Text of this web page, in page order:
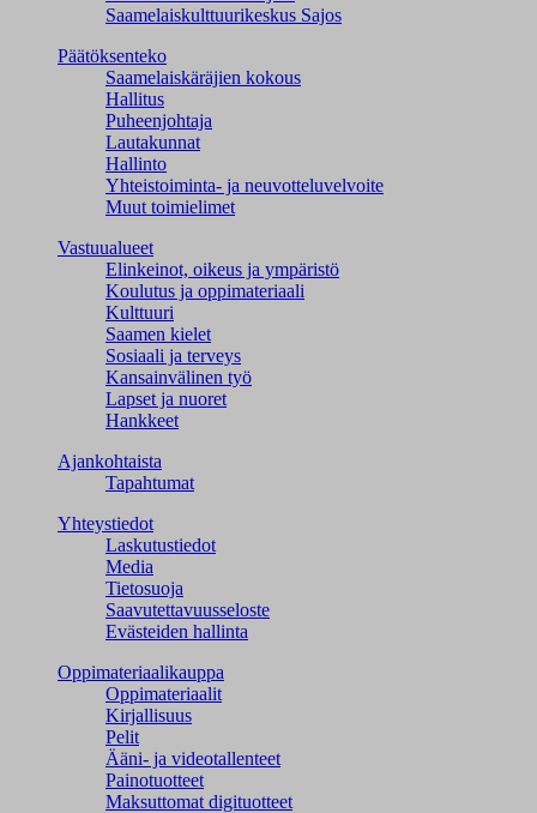
Saamelaiskulttuuri­keskus Sajos
Päätöksenteko
Saamelaiskäräjien kokous
Hallitus
Puheenjohtaja
Lautakunnat
Hallinto
Yhteistoiminta- ja neuvotteluvelvoite
Muut toimielimet
Vastuualueet
Elinkeinot, oikeus ja ympäristö
Koulutus ja oppimateriaali
Kulttuuri
Saamen kielet
Sosiaali ja terveys
Kansainvälinen työ
Lapset ja nuoret
Hankkeet
Ajankohtaista
Tapahtumat
Yhteystiedot
Laskutustiedot
Media
Tietosuoja
Saavutettavuusseloste
Evästeiden hallinta
Oppimateriaalikauppa
Oppimateriaalit
Kirjallisuus
Pelit
Ääni- ja videotallenteet
Painotuotteet
Maksuttomat digituotteet